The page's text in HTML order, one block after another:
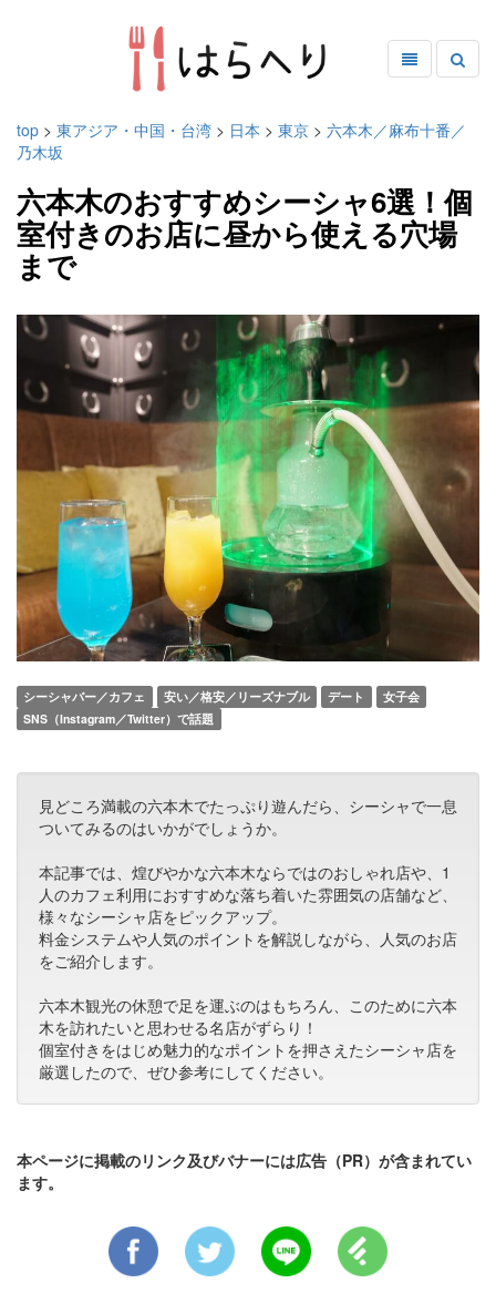
top > 東アジア・中国・台湾 > 日本 > 東京 > 六本木／麻布十番／
乃木坂
六本木のおすすめシーシャ6選！個
室付きのお店に昼から使える穴場
まで
シーシャバー／カフェ 安い／格安／リーズナブル デート
女子会
SNS（Instagram／Twitter）で話題
見どころ満載の六本木でたっぷり遊んだら、シーシャで一息
ついてみるのはいかがでしょうか。
本記事では、煌びやかな六本木ならではのおしゃれ店や、1
人のカフェ利用におすすめな落ち着いた雰囲気の店舗など、
様々なシーシャ店をピックアップ。
料金システムや人気のポイントを解説しながら、人気のお店
をご紹介します。
六本木観光の休憩で足を運ぶのはもちろん、このために六本
木を訪れたいと思わせる名店がずらり！
個室付きをはじめ魅力的なポイントを押さえたシーシャ店を
厳選したので、ぜひ参考にしてください。
本ページに掲載のリンク及びバナーには広告（PR）が含まれてい
ます。